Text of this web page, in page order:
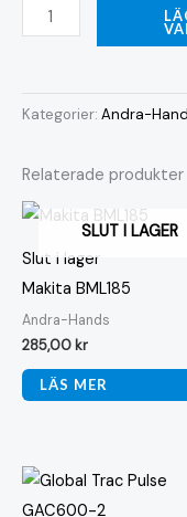
Kategorier: Andra-
Relaterade produkter
SLUT I LAGER
Slut i lager
Makita BML185
Andra-Hands
285,00 kr
LÄS MER